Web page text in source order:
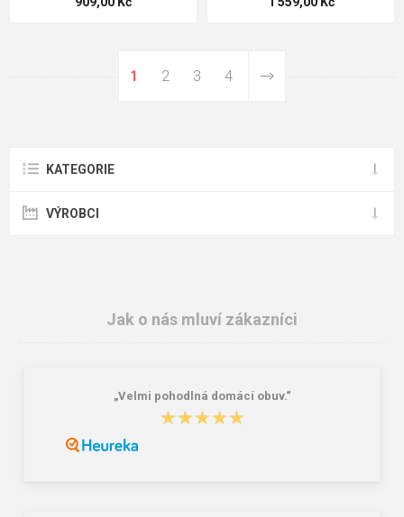
1 2 3 4
KATEGORIE
VÝROBCI
Jak o nás mluví zákazníci
„Velmi pohodlná domácí obuv.“
★★★★★
★★★★★